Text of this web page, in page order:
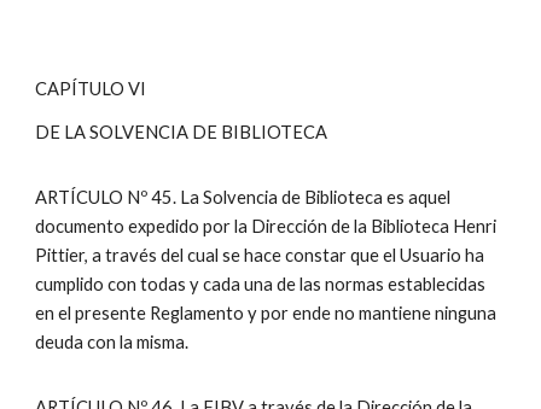
CAPÍTULO VI
DE LA SOLVENCIA DE BIBLIOTECA
ARTÍCULO Nº 45. La Solvencia de Biblioteca es aquel
documento expedido por la Dirección de la Biblioteca Henri
Pittier, a través del cual se hace constar que el Usuario ha
cumplido con todas y cada una de las normas establecidas
en el presente Reglamento y por ende no mantiene ninguna
deuda con la misma.